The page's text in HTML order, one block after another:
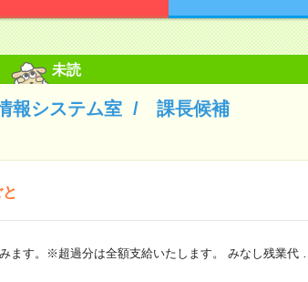
未読
報システム室 / 課長候補
ます。※超過分は全額支給いたします。 みなし残業代 …